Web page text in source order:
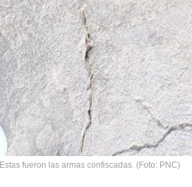
Estas fueron las armas confiscadas. (Foto: PNC)